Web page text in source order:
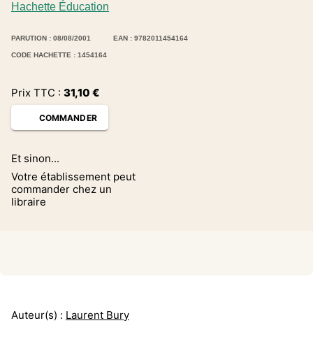
Hachette Éducation
PARUTION : 08/08/2001 EAN : 9782011454164
CODE HACHETTE : 1454164
Prix TTC : 31,10 €
COMMANDER
Et sinon...
Votre établissement peut
commander chez un
libraire
Auteur(s) : Laurent Bury